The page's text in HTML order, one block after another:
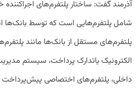
شامل پلتفرم‌هایی است که توسط بانک‌ها
پلتفرم‌های مستقل از بانک‌ها مانند
الکترونیک یاتدارک پرداخت، سیستم
داخلی، پلتفرم‌های اختصاصی پیش‌پرداخت